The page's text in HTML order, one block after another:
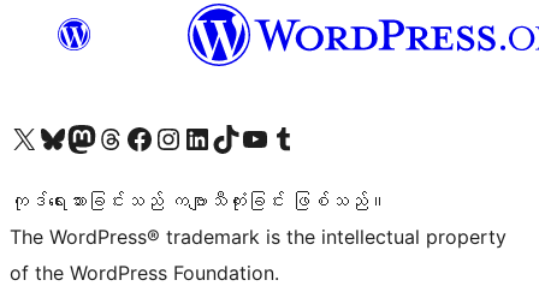
ကျွန်ုပ်တို့၏ X (ယခင် Twitter) အကောင့်သို့ သွားရောက်ကြည့်ရှုပါကျွန်ုပ်တို့၏ Bluesky အကောင့်သို့ ဝင်ရောက်ကြည့်ရှုရန်
ကျွန်ုပ်တို့၏ Mastodon အကောင့်သို့ သွားရောက်ကြည့်ရှုပါကျွန်ုပ်တို့၏ Threads အကောင့်သို့ ဝင်ရောက်ကြည့်ရှုရန်
ကျွန်ုပ်တို့၏ Facebook စာမျက်နှာသို့ သွားရောက်ကြည့်ရှုပါကျွန်ုပ်တို့၏ Instagram အကောင့်သို့ သွားရောက်ကြည့်ရှုပါ ကျွန်ုပ်တို့၏ LinkedIn အကောင့်သို့ သွားရောက်ကြည့်ရှုပါကျွန်ုပ်တို့၏ TikTok အကောင့်သို့ ဝင်ရောက်ကြည့်ရှုရန်
ကျွန်ုပ်တို့၏ YouTube ချန်နယ်သို့ သွားရောက်ကြည့်ရှုပါ ကျွန်ုပ်တို့၏ Tumblr အကောင့်သို့ ဝင်ရောက်ကြည့်ရှုရန်
ကုဒ်ရေးသားခြင်းသည် ကဗျာသီကုံးခြင်း ဖြစ်သည်။
The WordPress® trademark is the intellectual property
of the WordPress Foundation.